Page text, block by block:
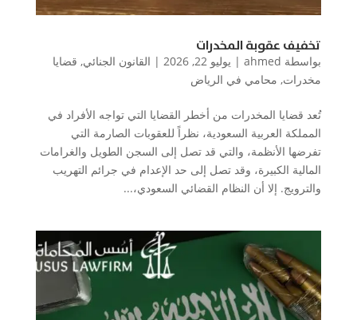
تخفيف عقوبة المخدرات
بواسطة ahmed
| يوليو 22, 2026 | القانون الجنائي, قضايا
مخدرات, محامي في الرياض
تُعد قضايا المخدرات من أخطر القضايا التي تواجه الأفراد في
المملكة العربية السعودية، نظراً للعقوبات الصارمة التي
تفرضها الأنظمة، والتي قد تصل إلى السجن الطويل والغرامات
المالية الكبيرة، وقد تصل إلى حد الإعدام في جرائم التهريب
والترويج. إلا أن النظام القضائي السعودي،...